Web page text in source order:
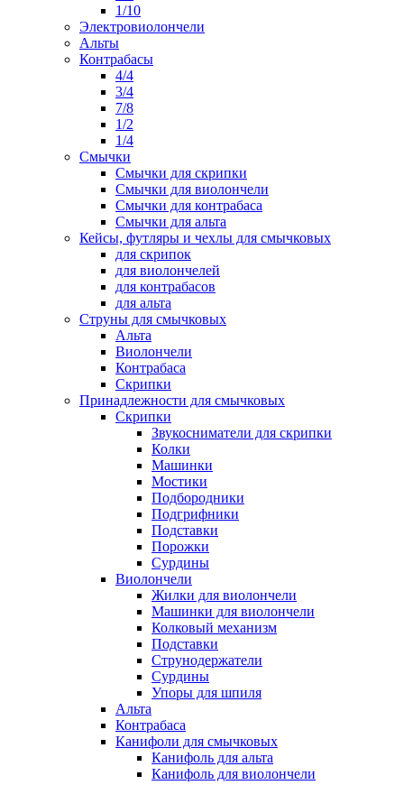
1/10
Электровиолончели
Альты
Контрабасы
4/4
3/4
7/8
1/2
1/4
Смычки
Смычки для скрипки
Смычки для виолончели
Смычки для контрабаса
Смычки для альта
Кейсы, футляры и чехлы для смычковых
для скрипок
для виолончелей
для контрабасов
для альта
Струны для смычковых
Альта
Виолончели
Контрабаса
Скрипки
Принадлежности для смычковых
Скрипки
Звукосниматели для скрипки
Колки
Машинки
Мостики
Подбородники
Подгрифники
Подставки
Порожки
Сурдины
Виолончели
Жилки для виолончели
Машинки для виолончели
Колковый механизм
Подставки
Струнодержатели
Сурдины
Упоры для шпиля
Альта
Контрабаса
Канифоли для смычковых
Канифоль для альта
Канифоль для виолончели